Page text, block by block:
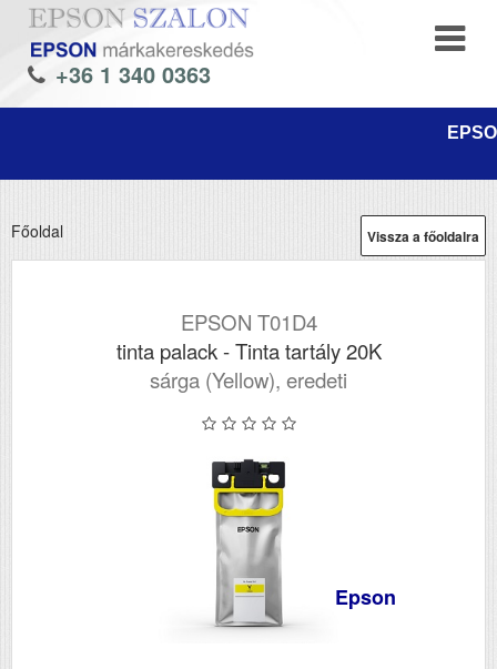
+36 1 340 0363
Vissza a főoldalra
Főoldal
EPSON T01D4
tinta palack - Tinta tartály 20K
sárga (Yellow), eredeti
Epson